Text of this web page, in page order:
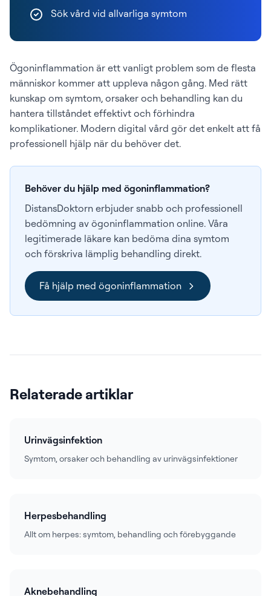
Sök vård vid allvarliga symtom
Ögoninflammation är ett vanligt problem som de flesta
människor kommer att uppleva någon gång. Med rätt
kunskap om symtom, orsaker och behandling kan du
hantera tillståndet effektivt och förhindra
komplikationer. Modern digital vård gör det enkelt att få
professionell hjälp när du behöver det.
Behöver du hjälp med ögoninflammation?
DistansDoktorn erbjuder snabb och professionell
bedömning av ögoninflammation online. Våra
legitimerade läkare kan bedöma dina symtom
och förskriva lämplig behandling direkt.
Få hjälp med ögoninflammation
Relaterade artiklar
Urinvägsinfektion
Symtom, orsaker och behandling av urinvägsinfektioner
Herpesbehandling
Allt om herpes: symtom, behandling och förebyggande
Aknebehandling